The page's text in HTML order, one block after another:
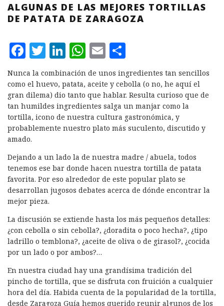
ALGUNAS DE LAS MEJORES TORTILLAS
DE PATATA DE ZARAGOZA
F
a
c
e
b
o
o
k
T
w
it
te
r
L
i
n
k
e
d
n
W
h
at
s
A
p
E
m
ai
l
o
m
p
a
rt
Nunca la combinación de unos ingredientes tan sencillos
como el huevo, patata, aceite y cebolla (o no, he aquí el
gran dilema) dio tanto que hablar. Resulta curioso que de
tan humildes ingredientes salga un manjar como la
tortilla, icono de nuestra cultura gastronómica, y
probablemente nuestro plato más suculento, discutido y
amado.
Dejando a un lado la de nuestra madre / abuela, todos
tenemos ese bar donde hacen nuestra tortilla de patata
favorita. Por eso alrededor de este popular plato se
desarrollan jugosos debates acerca de dónde encontrar la
mejor pieza.
La discusión se extiende hasta los más pequeños detalles:
¿con cebolla o sin cebolla?, ¿doradita o poco hecha?, ¿tipo
ladrillo o temblona?, ¿aceite de oliva o de girasol?, ¿cocida
por un lado o por ambos?…
En nuestra ciudad hay una grandísima tradición del
pincho de tortilla, que se disfruta con fruición a cualquier
hora del día. Habida cuenta de la popularidad de la tortilla,
desde Zaragoza Guía hemos querido reunir algunos de los